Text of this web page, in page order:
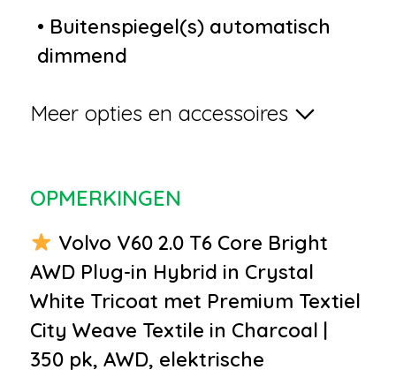
• Buitenspiegel(s) automatisch
dimmend
•Dakreling Chroom
•Grootlichtassistent
• Keyless-go
•Keyless entry
LED achterlichten
•LED dagrijverlichting
•LED koplampen
Meer opties en accessoires
OPMERKINGEN
Volvo V60 2.0 T6 Core Bright
AWD Plug-in Hybrid in Crystal
White Tricoat met Premium Textiel
City Weave Textile in Charcoal |
350 pk, AWD, elektrische